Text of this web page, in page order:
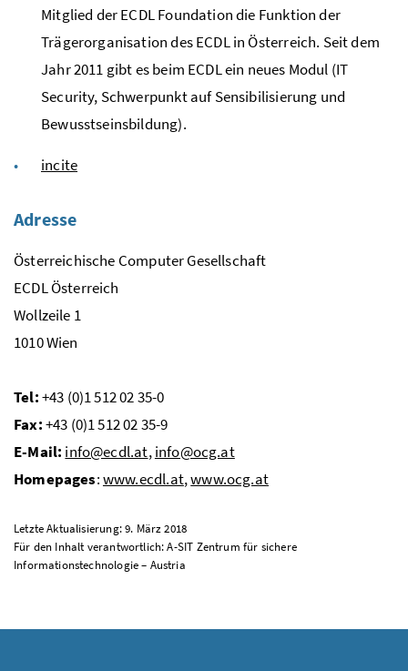
Mitglied derECDLFoundation die Funktion der
Trägerorganisation desECDLin Österreich. Seit dem
Jahr 2011 gibt es beim ECDLein neues Modul (IT
Security, Schwerpunkt auf Sensibilisierung und
Bewusstseinsbildung).
incite
Adresse
Österreichische Computer Gesellschaft
ECDLÖsterreich
Wollzeile 1
1010 Wien
Tel:+43 (0)1 512 02 35-0
Fax:+43 (0)1 512 02 35-9
E-Mail: info@ecdl.at,info@ocg.at
Homepages:www.ecdl.at,www.ocg.at
Letzte Aktualisierung: 9. März 2018
Für den Inhalt verantwortlich: A-SIT Zentrum für sichere
Informationstechnologie – Austria